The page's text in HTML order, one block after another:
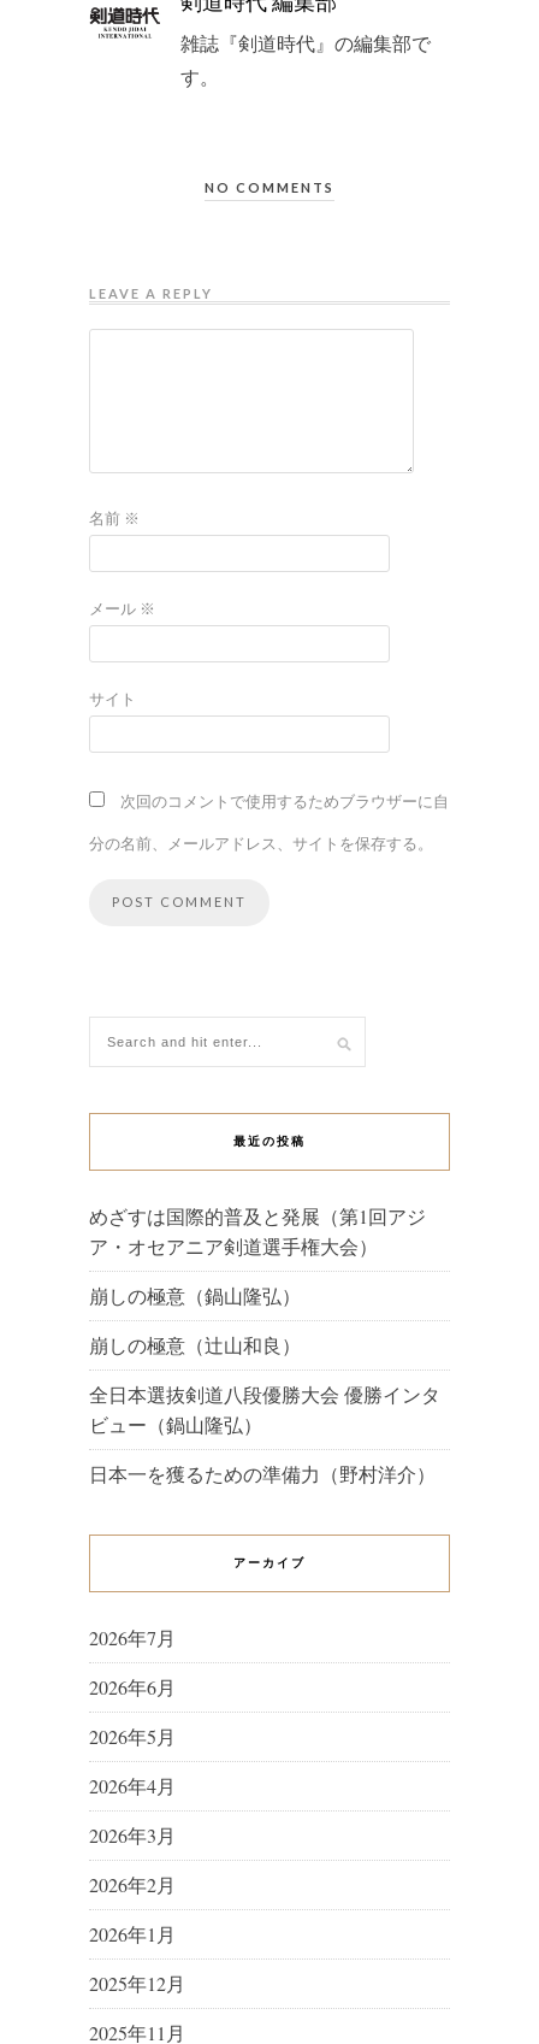
雑誌『剣道時代』の編集部で
す。
NO COMMENTS
LEAVE A REPLY
名前 ※
メール ※
サイト
次回のコメントで使用するためブラウザーに自
分の名前、メールアドレス、サイトを保存する。
最近の投稿
めざすは国際的普及と発展（第1回アジ
ア・オセアニア剣道選手権大会）
崩しの極意（鍋山隆弘）
崩しの極意（辻山和良）
全日本選抜剣道八段優勝大会 優勝インタ
ビュー（鍋山隆弘）
日本一を獲るための準備力（野村洋介）
アーカイブ
2026年7月
2026年6月
2026年5月
2026年4月
2026年3月
2026年2月
2026年1月
2025年12月
2025年11月